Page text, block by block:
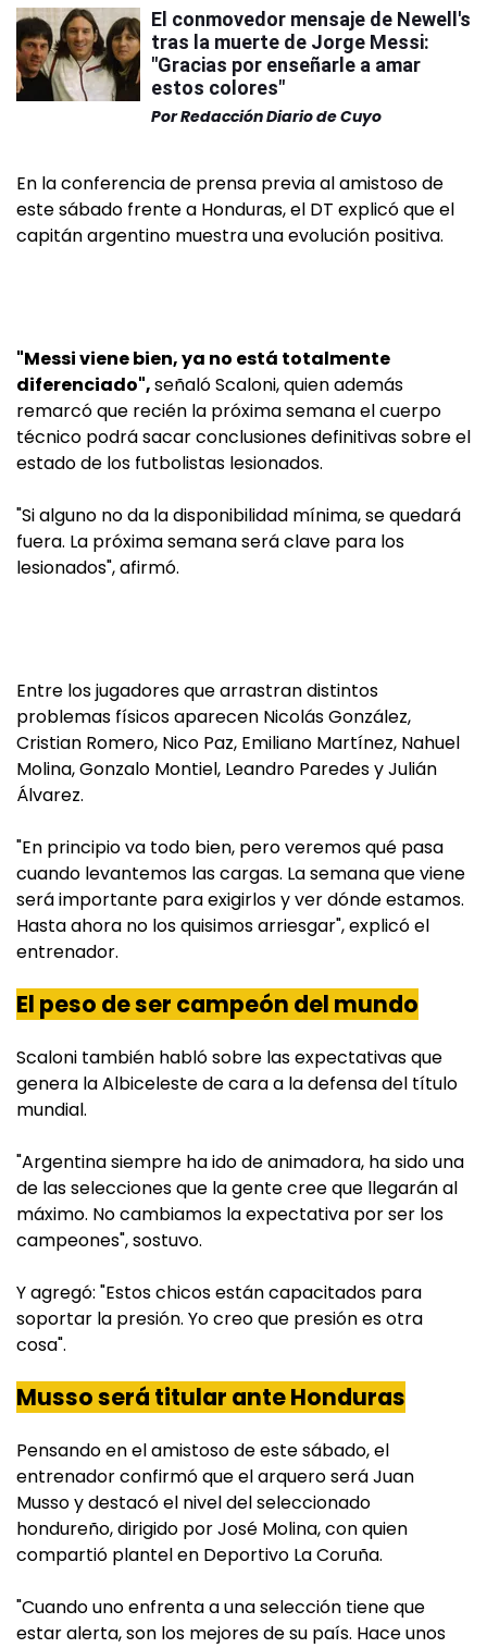
El conmovedor mensaje de Newell's
tras la muerte de Jorge Messi:
"Gracias por enseñarle a amar
estos colores"
PorRedacción Diario de Cuyo
En la conferencia de prensa previa al amistoso de
este sábado frente a Honduras, el DT explicó que el
capitán argentino muestra una evolución positiva.
"Messi viene bien, ya no está totalmente
diferenciado",señaló Scaloni, quien además
remarcó que recién la próxima semana el cuerpo
técnico podrá sacar conclusiones definitivas sobre el
estado de los futbolistas lesionados.
"Si alguno no da la disponibilidad mínima, se quedará
fuera. La próxima semana será clave para los
lesionados", afirmó.
Entre los jugadores que arrastran distintos
problemas físicos aparecen Nicolás González,
Cristian Romero, Nico Paz, Emiliano Martínez, Nahuel
Molina, Gonzalo Montiel, Leandro Paredes y Julián
Álvarez.
"En principio va todo bien, pero veremos qué pasa
cuando levantemos las cargas. La semana que viene
será importante para exigirlos y ver dónde estamos.
Hasta ahora no los quisimos arriesgar", explicó el
entrenador.
El peso de ser campeón del mundo
Scaloni también habló sobre las expectativas que
genera la Albiceleste de cara a la defensa del título
mundial.
"Argentina siempre ha ido de animadora, ha sido una
de las selecciones que la gente cree que llegarán al
máximo. No cambiamos la expectativa por ser los
campeones", sostuvo.
Y agregó: "Estos chicos están capacitados para
soportar la presión. Yo creo que presión es otra
cosa".
Musso será titular ante Honduras
Pensando en el amistoso de este sábado, el
entrenador confirmó que el arquero será Juan
Musso y destacó el nivel del seleccionado
hondureño, dirigido por José Molina, con quien
compartió plantel en Deportivo La Coruña.
"Cuando uno enfrenta a una selección tiene que
estar alerta, son los mejores de su país. Hace unos